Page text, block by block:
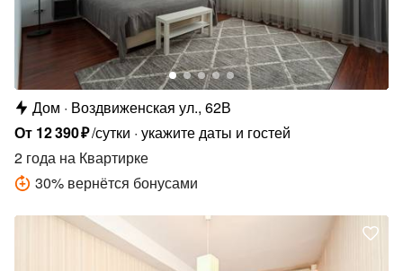
Дом
Воздвиженская ул., 62В
От 12390₽/сутки укажите даты и гостей
2 года на Квартирке
30% вернётся бонусами